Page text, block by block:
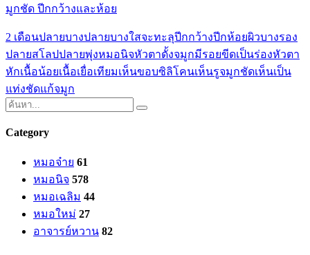
มูก​ชัด ปีกกว้างและห้อย
2 เดือนปลายบางปลายบางใสจะทะลุปีกกว้างปีกห้อยผิวบางรอง
ปลายสโลปปลายพุ่งหมอนิจหัวตาดั้งจมูกมีรอยขีดเป็นร่องหัวตา
หักเนื้อน้อยเนื้อเยื่อเทียมเห็นขอบซิลิโคนเห็นรูจมูกชัดเห็นเป็น
แท่งชัดแก้จมูก
Category
หมอจ๋าย 61
หมอนิจ 578
หมอเฉลิม 44
หมอใหม่ 27
อาจารย์หวาน 82